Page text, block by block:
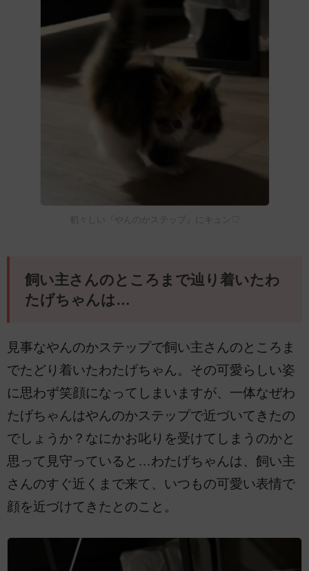
初々しい『やんのかステップ』にキュン♡
飼い主さんのところまで辿り着いたわ
たげちゃんは…
見事なやんのかステップで飼い主さんのところま
でたどり着いたわたげちゃん。その可愛らしい姿
に思わず笑顔になってしまいますが、一体なぜわ
たげちゃんはやんのかステップで近づいてきたの
でしょうか？なにかお叱りを受けてしまうのかと
思って見守っていると…わたげちゃんは、飼い主
さんのすぐ近くまで来て、いつもの可愛い表情で
顔を近づけてきたとのこと。